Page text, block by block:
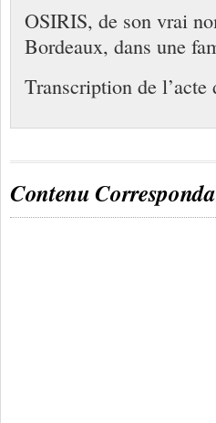
OSIRIS, de son vrai
Bordeaux, dans une
Transcription de
Contenu